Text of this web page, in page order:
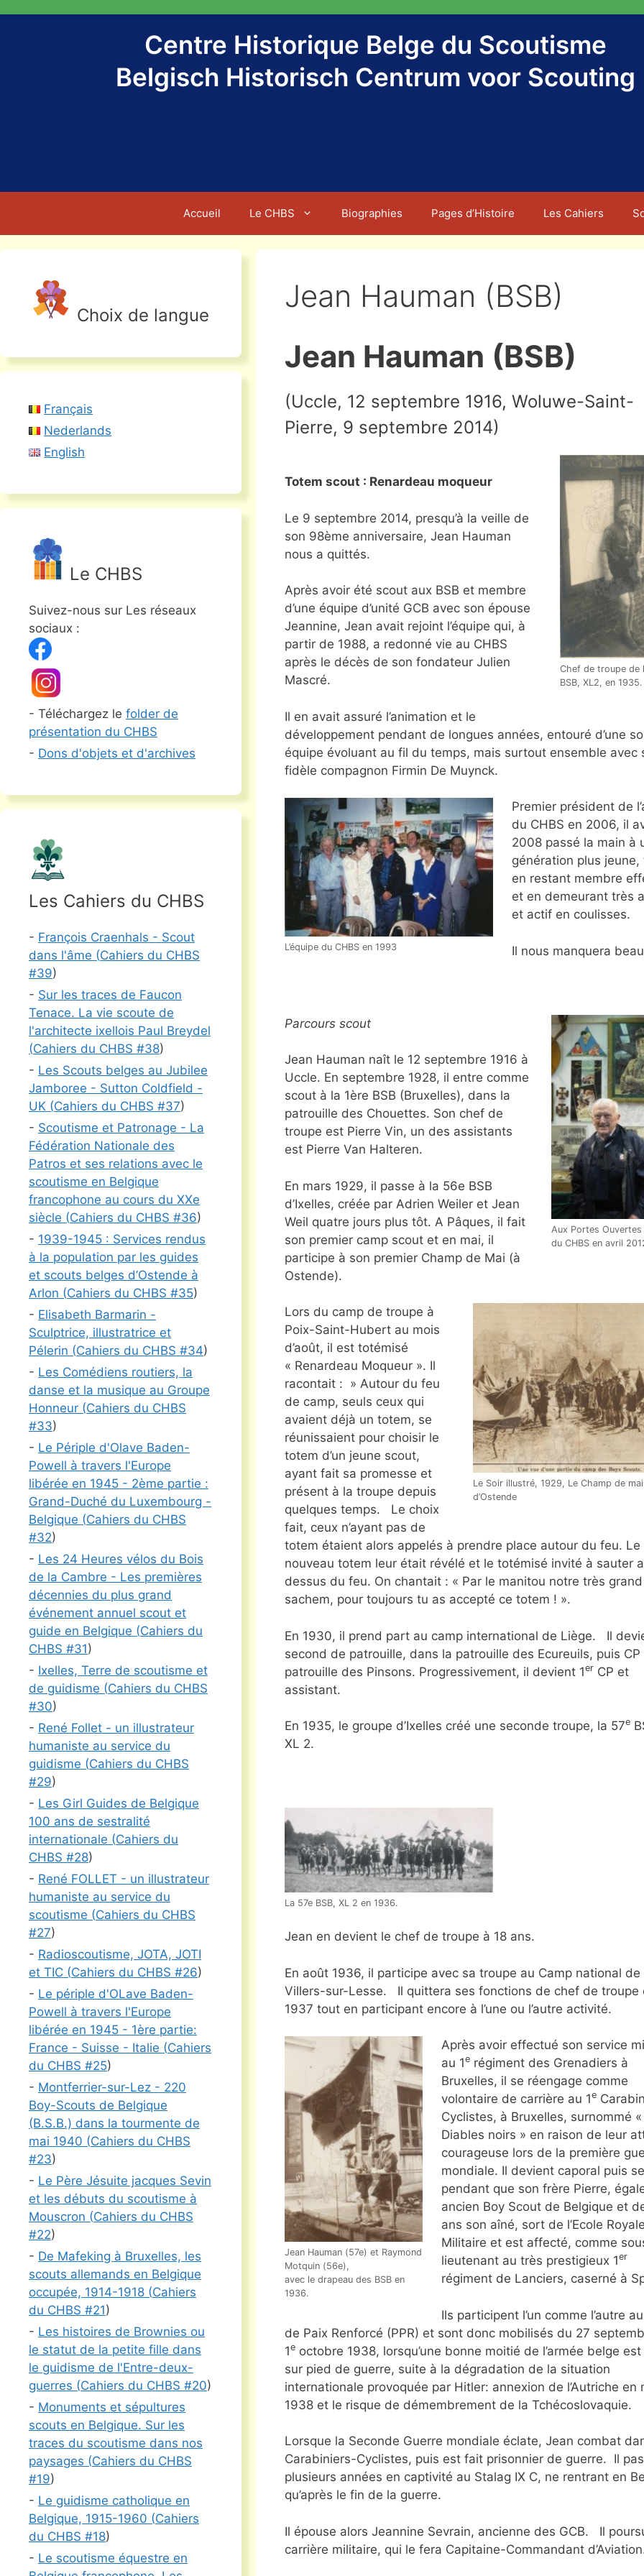
Centre Historique Belge du Scoutisme
Belgisch Historisch Centrum voor Scouting
Accueil Le CHBS Biographies Pages d’Histoire Les Cahiers
Jean Hauman (BSB)
Jean Hauman (BSB)
(Uccle, 12 septembre 1916, Woluwe-Saint-
Pierre, 9 septembre 2014)
Chef de troupe de
BSB, XL2, en 1935.
Totem scout : Renardeau moqueur
Le 9 septembre 2014, presqu’à la veille de
son 98ème anniversaire, Jean Hauman
nous a quittés.
Après avoir été scout aux BSB et membre
d’une équipe d’unité GCB avec son épouse
Jeannine, Jean avait rejoint l’équipe qui, à
partir de 1988, a redonné vie au CHBS
après le décès de son fondateur Julien
Mascré.
Il en avait assuré l’animation et le
développement pendant de longues années, entouré d’une
équipe évoluant au fil du temps, mais surtout ensemble avec
fidèle compagnon Firmin De Muynck.
L’équipe du CHBS en 1993
Premier président de
du CHBS en 2006, il
2008 passé la main à
génération plus jeune,
en restant membre
et en demeurant très
et actif en coulisses.
Il nous manquera
Aux Portes Ouvertes
du CHBS en avril
Parcours scout
Jean Hauman naît le 12 septembre 1916 à
Uccle. En septembre 1928, il entre comme
scout à la 1ère BSB (Bruxelles), dans la
patrouille des Chouettes. Son chef de
troupe est Pierre Vin, un des assistants
est Pierre Van Halteren.
En mars 1929, il passe à la 56e BSB
d’Ixelles, créée par Adrien Weiler et Jean
Weil quatre jours plus tôt. A Pâques, il fait
son premier camp scout et en mai, il
participe à son premier Champ de Mai (à
Ostende).
Le Soir illustré, 1929, Le Champ de mai
d’Ostende
Lors du camp de troupe à
Poix-Saint-Hubert au mois
d’août, il est totémisé
« Renardeau Moqueur ». Il
racontait : » Autour du feu
de camp, seuls ceux qui
avaient déjà un totem, se
réunissaient pour choisir le
totem d’un jeune scout,
ayant fait sa promesse et
présent à la troupe depuis
quelques temps. Le choix
fait, ceux n’ayant pas de
totem étaient alors appelés à prendre place autour du feu. Le
nouveau totem leur était révélé et le totémisé invité à sauter
dessus du feu. On chantait : « Par le manitou notre très grand
sachem, pour toujours tu as accepté ce totem ! ».
En 1930, il prend part au camp international de Liège. Il
second de patrouille, dans la patrouille des Ecureuils, puis CP
patrouille des Pinsons. Progressivement, il devient 1er CP et
assistant.
En 1935, le groupe d’Ixelles créé une seconde troupe, la 57e
XL 2.
La 57e BSB, XL 2 en 1936.
Jean en devient le chef de troupe à 18 ans.
En août 1936, il participe avec sa troupe au Camp national de
Villers-sur-Lesse. Il quittera ses fonctions de chef de troupe
1937 tout en participant encore à l’une ou l’autre activité.
Jean Hauman (57e) et Raymond
Motquin (56e),
avec le drapeau des BSB en
1936.
Après avoir effectué son service
au 1erégiment des Grenadiers à
Bruxelles, il se réengage comme
volontaire de carrière au 1e
Cyclistes, à Bruxelles, surnommé
Diables noirs » en raison de leur
courageuse lors de la première
mondiale. Il devient caporal puis
pendant que son frère Pierre,
ancien Boy Scout de Belgique et
ans son aîné, sort de l’Ecole
Militaire et est affecté, comme
lieutenant au très prestigieux 1er
régiment de Lanciers, caserné à
Ils participent l’un comme l’autre
de Paix Renforcé (PPR) et sont donc mobilisés du 27
1e octobre 1938, lorsqu’une bonne moitié de l’armée belge
sur pied de guerre, suite à la dégradation de la situation
internationale provoquée par Hitler: annexion de l’Autriche en
1938 et le risque de démembrement de la Tchécoslovaquie.
Lorsque la Seconde Guerre mondiale éclate, Jean combat
Carabiniers-Cyclistes, puis est fait prisonnier de guerre. Il
plusieurs années en captivité au Stalag IX C, ne rentrant en
qu’après le fin de la guerre.
Il épouse alors Jeannine Sevrain, ancienne des GCB. Il
carrière militaire, qui le fera Capitaine-Commandant
Choix de langue
Français
Nederlands
English
Le CHBS
Suivez-nous sur Les réseaux
sociaux :
- Téléchargez le folder de
présentation du CHBS
- Dons d'objets et d'archives
Les Cahiers du CHBS
- François Craenhals - Scout
dans l'âme (Cahiers du CHBS
#39)
- Sur les traces de Faucon
Tenace. La vie scoute de
l'architecte ixellois Paul Breydel
(Cahiers du CHBS #38)
- Les Scouts belges au Jubilee
Jamboree - Sutton Coldfield -
UK (Cahiers du CHBS #37)
- Scoutisme et Patronage - La
Fédération Nationale des
Patros et ses relations avec le
scoutisme en Belgique
francophone au cours du XXe
siècle (Cahiers du CHBS #36)
- 1939-1945 : Services rendus
à la population par les guides
et scouts belges d’Ostende à
Arlon (Cahiers du CHBS #35)
- Elisabeth Barmarin -
Sculptrice, illustratrice et
Pélerin (Cahiers du CHBS #34)
- Les Comédiens routiers, la
danse et la musique au Groupe
Honneur (Cahiers du CHBS
#33)
- Le Périple d'Olave Baden-
Powell à travers l'Europe
libérée en 1945 - 2ème partie :
Grand-Duché du Luxembourg -
Belgique (Cahiers du CHBS
#32)
- Les 24 Heures vélos du Bois
de la Cambre - Les premières
décennies du plus grand
événement annuel scout et
guide en Belgique (Cahiers du
CHBS #31)
- Ixelles, Terre de scoutisme et
de guidisme (Cahiers du CHBS
#30)
- René Follet - un illustrateur
humaniste au service du
guidisme (Cahiers du CHBS
#29)
- Les Girl Guides de Belgique
100 ans de sestralité
internationale (Cahiers du
CHBS #28)
- René FOLLET - un illustrateur
humaniste au service du
scoutisme (Cahiers du CHBS
#27)
- Radioscoutisme, JOTA, JOTI
et TIC (Cahiers du CHBS #26)
- Le périple d'OLave Baden-
Powell à travers l'Europe
libérée en 1945 - 1ère partie:
France - Suisse - Italie (Cahiers
du CHBS #25)
- Montferrier-sur-Lez - 220
Boy-Scouts de Belgique
(B.S.B.) dans la tourmente de
mai 1940 (Cahiers du CHBS
#23)
- Le Père Jésuite jacques Sevin
et les débuts du scoutisme à
Mouscron (Cahiers du CHBS
#22)
- De Mafeking à Bruxelles, les
scouts allemands en Belgique
occupée, 1914-1918 (Cahiers
du CHBS #21)
- Les histoires de Brownies ou
le statut de la petite fille dans
le guidisme de l'Entre-deux-
guerres (Cahiers du CHBS #20)
- Monuments et sépultures
scouts en Belgique. Sur les
traces du scoutisme dans nos
paysages (Cahiers du CHBS
#19)
- Le guidisme catholique en
Belgique, 1915-1960 (Cahiers
du CHBS #18)
- Le scoutisme équestre en